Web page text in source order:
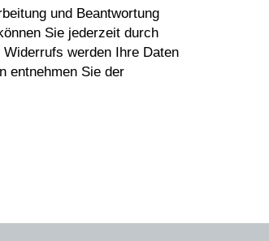
und Beantwortung
Sie jederzeit durch
werden Ihre Daten
entnehmen Sie der